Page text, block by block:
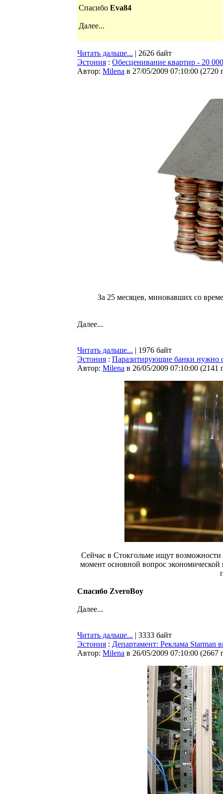
Спасибо Eva84
Далее...
Читать дальше... | 2626 байт
Эстония : Обесценивание квартир - 20
Автор: Milena в 27/05/2009 07:10:00 (2720
За 25 месяцев, миновавших со
Далее...
Читать дальше... | 1976 байт
Эстония : Паразитирующие банки нужно
Автор: Milena в 26/05/2009 07:10:00 (2141
Сейчас в Стокгольме ищут
момент основной вопрос экономической
Спасибо ZveroBoy
Далее...
Читать дальше... | 3333 байт
Эстония : Департамент: Реклама Starman
Автор: Milena в 26/05/2009 07:10:00 (2667